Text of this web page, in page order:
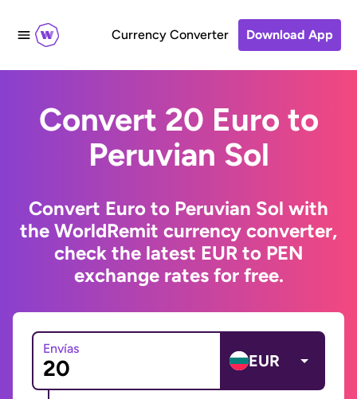
Currency Converter Download App
Convert 20 Euro to
Peruvian Sol
Convert Euro to Peruvian Sol with
the WorldRemit currency converter,
check the latest EUR to PEN
exchange rates for free.
Envías
EUR